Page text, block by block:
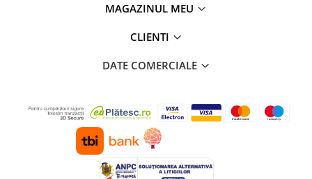
MAGAZINUL MEU
CLIENTI
DATE COMERCIALE